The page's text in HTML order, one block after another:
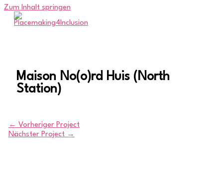
Zum Inhalt springen
Maison No(o)rd Huis (North
Station)
← Vorheriger Project
Nächster Project →